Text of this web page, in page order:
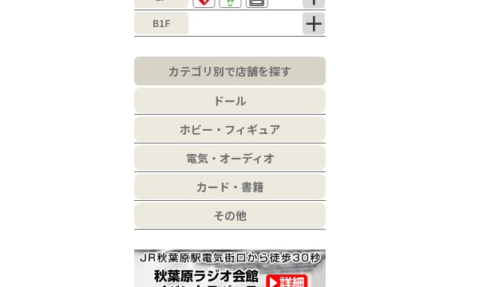
カテゴリ別で店舗を探す
ドール
ホビー・フィギュア
電気・オーディオ
カード・書籍
その他